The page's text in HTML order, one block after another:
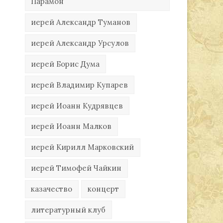
иерей Александр Туманов
иерей Александр Урсулов
иерей Борис Дума
иерей Владимир Купарев
иерей Иоанн Кудрявцев
иерей Иоанн Малков
иерей Кирилл Марковский
иерей Тимофей Чайкин
казачество концерт
литературный клуб